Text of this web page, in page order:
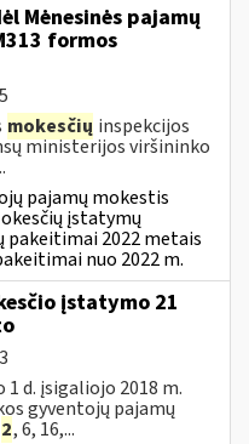
Mėnesinės pajamų
formos
mokesčių inspekcijos
ministerijos viršininko
pajamų mokestis
įstatymų
pakeitimai 2022 metais
nuo 2022 m.
įstatymo 21
1 d. įsigaliojo 2018 m.
gyventojų pajamų
2, 6, 16,...